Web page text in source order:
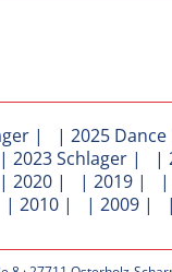
| | 2025 Dance
2023 Schlager | |
2020 | | 2019 | |
2010 | | 2009 | |